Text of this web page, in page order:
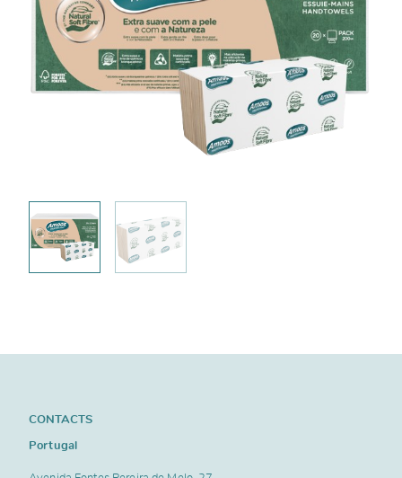
CONTACTS
Portugal